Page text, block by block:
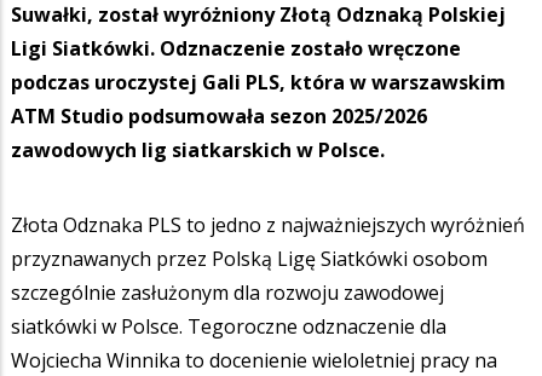
Suwałki, został wyróżniony Złotą Odznaką Polskiej
Ligi Siatkówki. Odznaczenie zostało wręczone
podczas uroczystej Gali PLS, która w warszawskim
ATM Studio podsumowała sezon 2025/2026
zawodowych lig siatkarskich w Polsce.
Złota Odznaka PLS to jedno z najważniejszych wyróżnień
przyznawanych przez Polską Ligę Siatkówki osobom
szczególnie zasłużonym dla rozwoju zawodowej
siatkówki w Polsce. Tegoroczne odznaczenie dla
Wojciecha Winnika to docenienie wieloletniej pracy na